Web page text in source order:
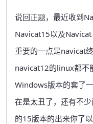
说回正题，最近收到
Navicat15以及
重要的一点是navicat
navicat12的linux都不
Windows版本的套了
在是太丑了，还有不
的15版本的出来你了